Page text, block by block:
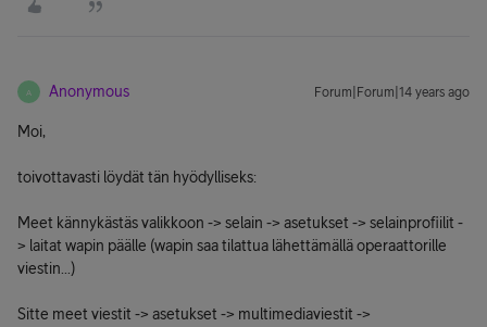
A Anonymous Forum|Forum|14 years ago
Moi,
toivottavasti löydät tän hyödylliseks:
Meet kännykästäs valikkoon -> selain -> asetukset -> selainprofiilit -
> laitat wapin päälle (wapin saa tilattua lähettämällä operaattorille
viestin...)
Sitte meet viestit -> asetukset -> multimediaviestit ->